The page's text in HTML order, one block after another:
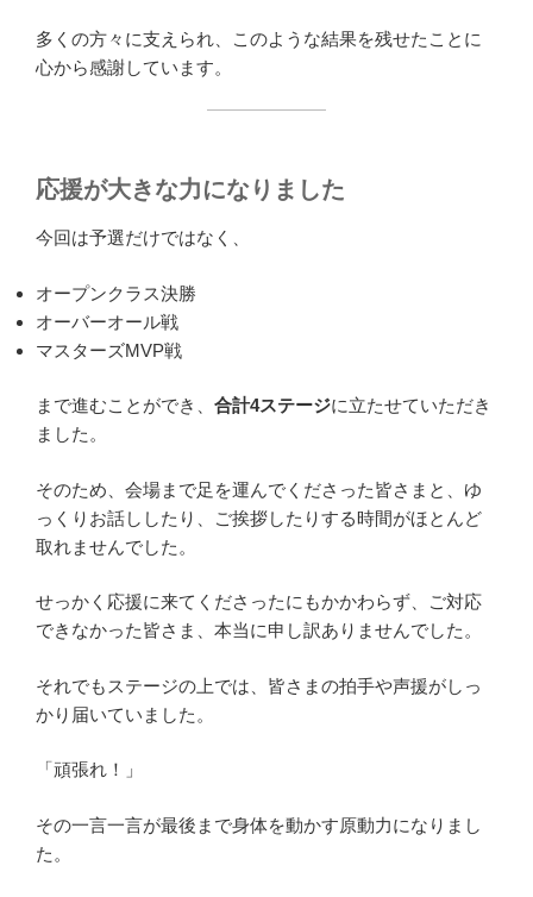
多くの方々に支えられ、このような結果を残せたことに
心から感謝しています。
応援が大きな力になりました
今回は予選だけではなく、
オープンクラス決勝
オーバーオール戦
マスターズMVP戦
まで進むことができ、 合計4ステージに立たせていただき
ました。
そのため、会場まで足を運んでくださった皆さまと、ゆ
っくりお話ししたり、ご挨拶したりする時間がほとんど
取れませんでした。
せっかく応援に来てくださったにもかかわらず、ご対応
できなかった皆さま、本当に申し訳ありませんでした。
それでもステージの上では、皆さまの拍手や声援がしっ
かり届いていました。
「頑張れ！」
その一言一言が最後まで身体を動かす原動力になりまし
た。